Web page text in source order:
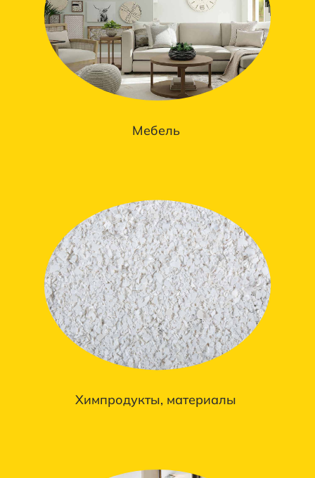
Мебель
Химпродукты, материалы